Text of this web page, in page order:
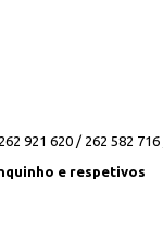
921 620 / 262 582 716
e respetivos